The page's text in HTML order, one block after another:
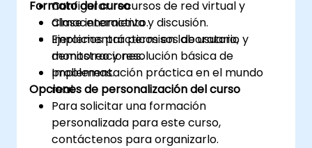
Configurar recursos de red virtual y
almacenamiento.
Implementar permisos de usuario,
monitoreo y resolución básica de
problemas.
Formato del curso
Clase interactiva y discusión.
Ejercicios prácticos en laboratorio y
demostraciones.
Implementación práctica en el mundo
real.
Opciones de personalización del curso
Para solicitar una formación
personalizada para este curso,
contáctenos para organizarlo.